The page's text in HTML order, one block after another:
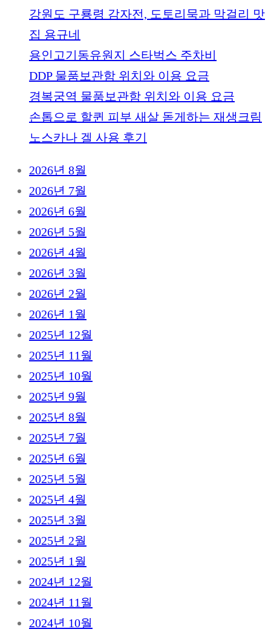
강원도 구룡령 감자전, 도토리묵과 막걸리 맛
집 용규네
용인고기동유원지 스타벅스 주차비
DDP 물품보관함 위치와 이용 요금
경복궁역 물품보관함 위치와 이용 요금
손톱으로 할퀸 피부 새살 돋게하는 재생크림
노스카나 겔 사용 후기
2026년 8월
2026년 7월
2026년 6월
2026년 5월
2026년 4월
2026년 3월
2026년 2월
2026년 1월
2025년 12월
2025년 11월
2025년 10월
2025년 9월
2025년 8월
2025년 7월
2025년 6월
2025년 5월
2025년 4월
2025년 3월
2025년 2월
2025년 1월
2024년 12월
2024년 11월
2024년 10월